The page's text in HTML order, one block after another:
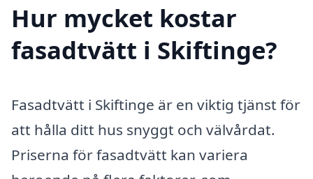
Hur mycket kostar
fasadtvätt i Skiftinge?
Fasadtvätt i Skiftinge är en viktig tjänst för
att hålla ditt hus snyggt och välvårdat.
Priserna för fasadtvätt kan variera